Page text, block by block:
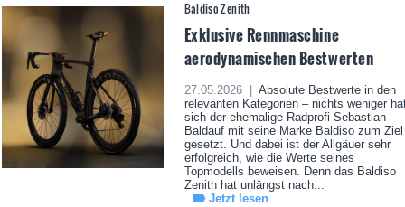
Baldiso Zenith
Exklusive Rennmaschine
aerodynamischen Bestwerten
27.05.2026 |
Absolute Bestwerte in den
relevanten Kategorien – nichts weniger
sich der ehemalige Radprofi Sebastian
Baldauf mit seine Marke Baldiso zum Ziel
gesetzt. Und dabei ist der Allgäuer sehr
erfolgreich, wie die Werte seines
Topmodells beweisen. Denn das Baldiso
Zenith hat unlängst nach...
Jetzt lesen